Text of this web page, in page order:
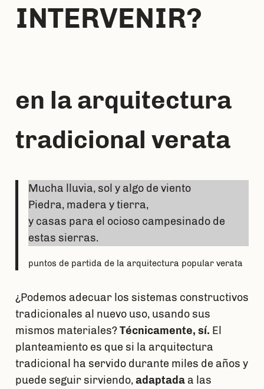
INTERVENIR?
en la arquitectura
tradicional verata
Mucha lluvia, sol y algo de viento
Piedra, madera y tierra,
y casas para el ocioso campesinado de
estas sierras.
puntos de partida de la arquitectura popular verata
¿Podemos adecuar los sistemas constructivos
tradicionales al nuevo uso, usando sus
mismos materiales?Técnicamente, sí. El
planteamiento es que si la arquitectura
tradicional ha servido durante miles de años y
puede seguir sirviendo,adaptadaa las